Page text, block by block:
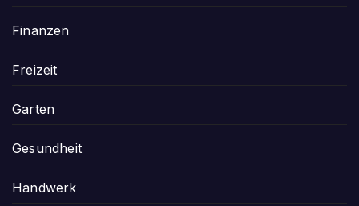
Finanzen
Freizeit
Garten
Gesundheit
Handwerk